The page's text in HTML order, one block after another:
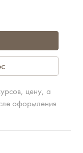
цену, а
оформления